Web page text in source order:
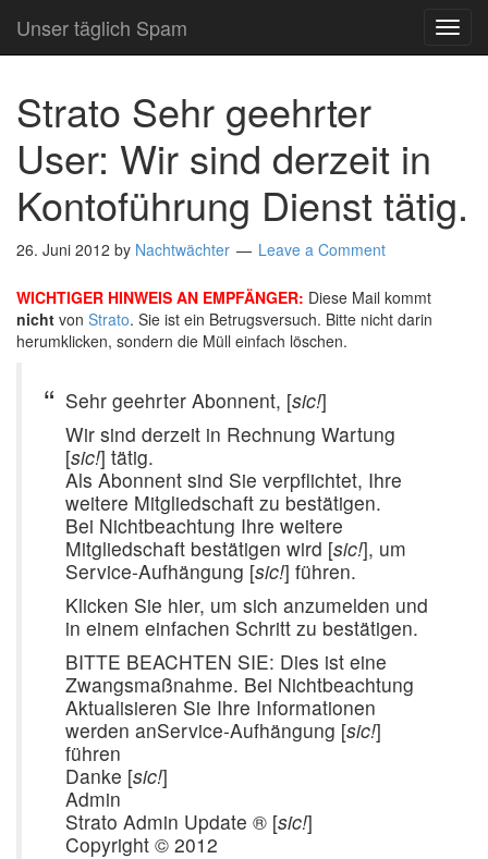
Unser täglich Spam
Strato Sehr geehrter
User: Wir sind derzeit in
Kontoführung Dienst tätig.
26. Juni 2012 by Nachtwächter Leave a Comment
WICHTIGER HINWEIS AN EMPFÄNGER: Diese Mail kommt
nicht von Strato. Sie ist ein Betrugsversuch. Bitte nicht darin
herumklicken, sondern die Müll einfach löschen.
Sehr geehrter Abonnent, [sic!]
Wir sind derzeit in Rechnung Wartung
[sic!] tätig.
Als Abonnent sind Sie verpflichtet, Ihre
weitere Mitgliedschaft zu bestätigen.
Bei Nichtbeachtung Ihre weitere
Mitgliedschaft bestätigen wird [sic!], um
Service-Aufhängung [sic!] führen.
Klicken Sie hier, um sich anzumelden und
in einem einfachen Schritt zu bestätigen.
BITTE BEACHTEN SIE: Dies ist eine
Zwangsmaßnahme. Bei Nichtbeachtung
Aktualisieren Sie Ihre Informationen
werden anService-Aufhängung [sic!]
führen
Danke [sic!]
Admin
Strato Admin Update ® [sic!]
Copyright © 2012